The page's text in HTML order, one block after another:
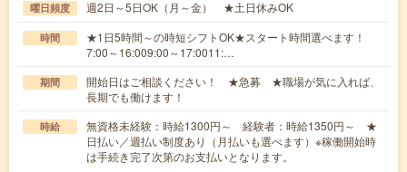
曜日頻度 週2日～5日OK（月～金） ★土日休みOK
時間
★1日5時間～の時短シフトOK★スタート時間選べます！
7:00～16:009:00～17:0011:…
期間
開始日はご相談ください！ ★急募 ★職場が気に入れば、
長期でも働けます！
時給
無資格未経験：時給1300円～ 経験者：時給1350円～ ★
日払い／週払い制度あり（月払いも選べます）※稼働開始時
は手続き完了次第のお支払いとなります。